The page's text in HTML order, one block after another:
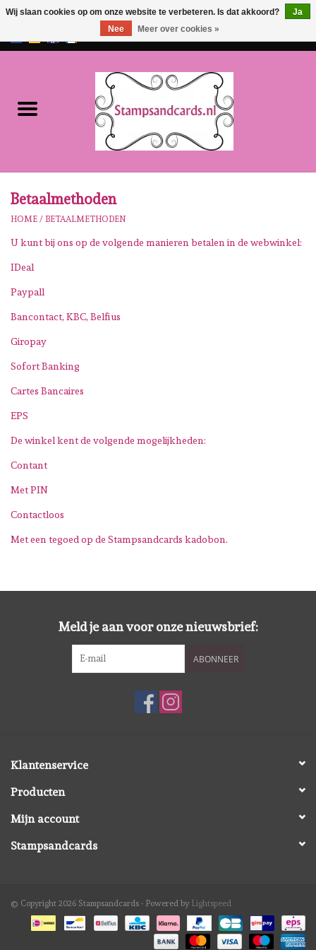
EUR/GBP
NIEUW!!
Workshops
Mallen
Stempels
Stempelaccesoires
Embellishments
Lint
Lijm/ tape
Gereedschap
schudmateriaal
Betaalmethoden
HOME / BETAALMETHODEN
U kunt bij ons op de volgende manieren betalen in de webwinkel:
IDeal
Paypall
Bancontact, KBC, Belfius
Giropay
Sofort Banking
Cartes Bancaires
EPS
De winkel kent de volgende mogelijkheden:
Contant
Met PIN
Contactloos
Met een tegoed op de Stampsandcards kadobon.
Meld je aan voor onze nieuwsbrief:
ABONNEER
Klantenservice
Producten
Mijn account
Stampsandcards
© Copyright 2026 Stampsandcards - Powered by Lightspeed
Wij slaan cookies op om onze website te verbeteren. Is dat akkoord?
Ja
Nee
Meer over cookies »